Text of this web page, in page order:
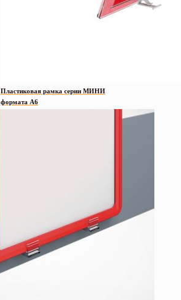
Пластиковая рамка серии МИНИ
формата А6